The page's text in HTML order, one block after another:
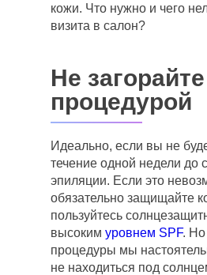
кожи. Что нужно и чего
визита в салон?
Не
процедурой
Идеально, если вы не
течение одной недели до
эпиляции. Если это
обязательно защищайте
пользуйтесь
высоким уровнем SPF. Но
процедуры мы
не находиться под